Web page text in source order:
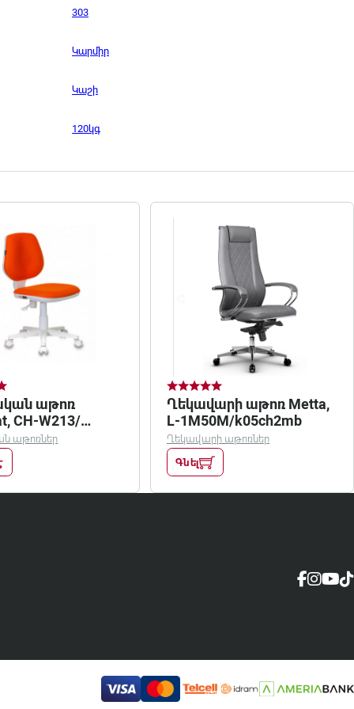
303
Կարմիր
Կաշի
120կգ
աթոռ
CH-W213/
աթոռներ
Ղեկավարի աթոռ Metta,
L-1M50M/k05ch2mb
Ղեկավարի աթոռներ
Գնել